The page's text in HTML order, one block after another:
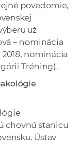
povedomie,
už
– nominácia
nominácia
Tréning).
chovnú stanicu
Ústav